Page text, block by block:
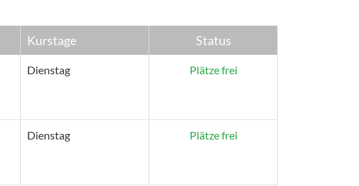
Kurstage Status
Dienstag Plätze frei
Dienstag Plätze frei